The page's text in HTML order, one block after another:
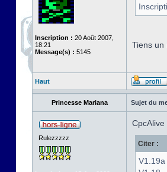
Inscription : 20 Août 2007,
18:21
Message(s) : 5145
Tiens un
Haut
Princesse Mariana Sujet du
Rulezzzzz
Citer :